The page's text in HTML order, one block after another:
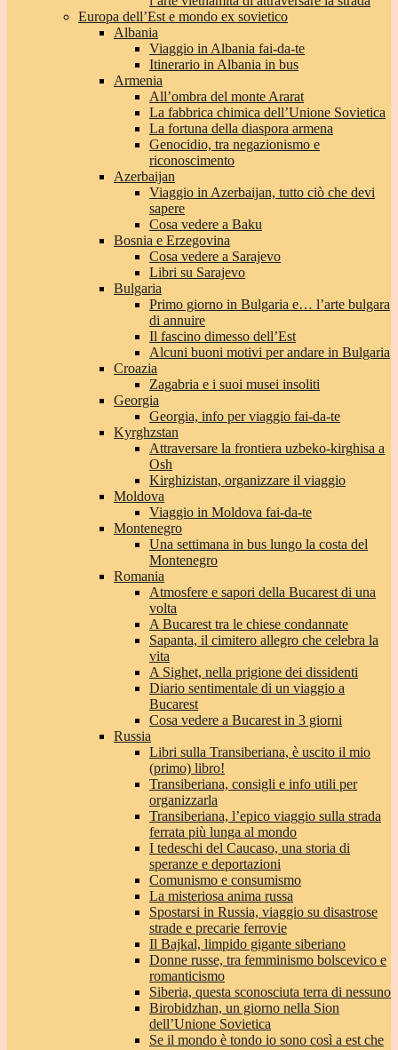
Europa dell’Est e mondo ex sovietico
Albania
Viaggio in Albania fai-da-te
Itinerario in Albania in bus
Armenia
All’ombra del monte Ararat
La fabbrica chimica dell’Unione Sovietica
La fortuna della diaspora armena
Genocidio, tra negazionismo e
riconoscimento
Azerbaijan
Viaggio in Azerbaijan, tutto ciò che devi
sapere
Cosa vedere a Baku
Bosnia e Erzegovina
Cosa vedere a Sarajevo
Libri su Sarajevo
Bulgaria
Primo giorno in Bulgaria e… l’arte bulgara
di annuire
Il fascino dimesso dell’Est
Alcuni buoni motivi per andare in Bulgaria
Croazia
Zagabria e i suoi musei insoliti
Georgia
Georgia, info per viaggio fai-da-te
Kyrghzstan
Attraversare la frontiera uzbeko-kirghisa a
Osh
Kirghizistan, organizzare il viaggio
Moldova
Viaggio in Moldova fai-da-te
Montenegro
Una settimana in bus lungo la costa del
Montenegro
Romania
Atmosfere e sapori della Bucarest di una
volta
A Bucarest tra le chiese condannate
Sapanta, il cimitero allegro che celebra la
vita
A Sighet, nella prigione dei dissidenti
Diario sentimentale di un viaggio a
Bucarest
Cosa vedere a Bucarest in 3 giorni
Russia
Libri sulla Transiberiana, è uscito il mio
(primo) libro!
Transiberiana, consigli e info utili per
organizzarla
Transiberiana, l’epico viaggio sulla strada
ferrata più lunga al mondo
I tedeschi del Caucaso, una storia di
speranze e deportazioni
Comunismo e consumismo
La misteriosa anima russa
Spostarsi in Russia, viaggio su disastrose
strade e precarie ferrovie
Il Bajkal, limpido gigante siberiano
Donne russe, tra femminismo bolscevico e
romanticismo
Siberia, questa sconosciuta terra di nessuno
Birobidzhan, un giorno nella Sion
dell’Unione Sovietica
Se il mondo è tondo io sono così a est che